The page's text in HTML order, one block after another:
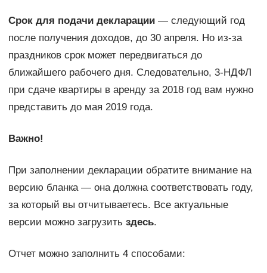
Срок для подачи декларации— следующий год
после получения доходов, до 30 апреля. Но из-за
праздников срок может передвигаться до
ближайшего рабочего дня. Следовательно, 3-НДФЛ
при сдаче квартиры в аренду за 2018 год вам нужно
представить до мая 2019 года.
Важно!
При заполнении декларации обратите внимание на
версию бланка — она должна соответствовать году,
за который вы отчитываетесь. Все актуальные
версии можно загрузить здесь.
Отчет можно заполнить 4 способами: